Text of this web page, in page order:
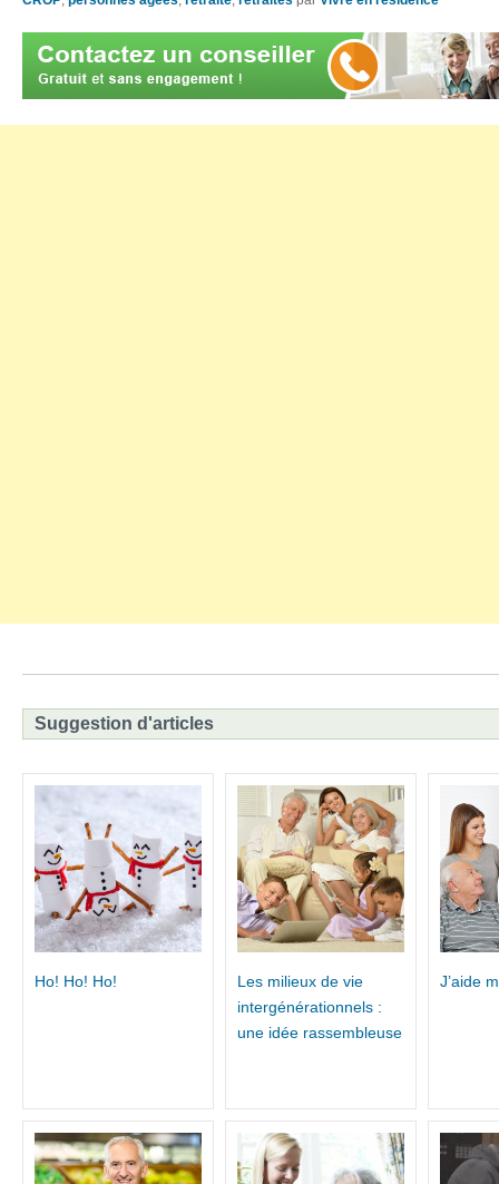
Suggestion d'articles
Ho! Ho! Ho!
Les milieux de vie
intergénérationnels :
une idée rassembleuse
J’aide